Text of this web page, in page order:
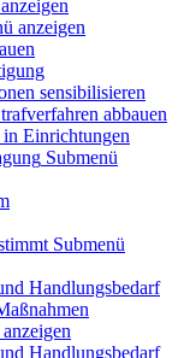
anzeigen
sensibilisieren
abbauen
Einrichtungen
Submenü
Submenü
Handlungsbedarf
Handlungsbedarf